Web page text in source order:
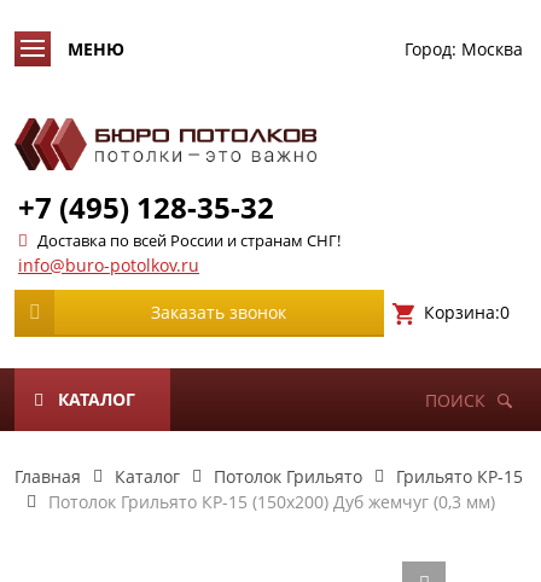
Город: Москва
+7 (495) 128-35-32
Доставка по всей России и странам СНГ!
info@buro-potolkov.ru
Заказать звонок Корзина:0
КАТАЛОГ ПОИСК
Главная Каталог Потолок Грильято
Грильято КР-15
Потолок Грильято КР-15 (150х200) Дуб жемчуг (0,3 мм)